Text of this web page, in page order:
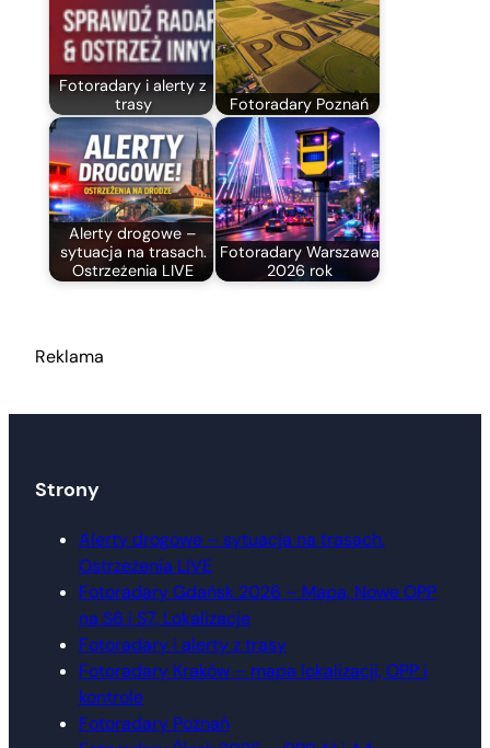
Fotoradary i alerty z
trasy
Fotoradary Poznań
Alerty drogowe –
sytuacja na trasach.
Ostrzeżenia LIVE
Fotoradary Warszawa
2026 rok
Reklama
Strony
Alerty drogowe – sytuacja na trasach.
Ostrzeżenia LIVE
Fotoradary Gdańsk 2026 – Mapa, Nowe OPP
na S6 i S7, Lokalizacje
Fotoradary i alerty z trasy
Fotoradary Kraków – mapa lokalizacji, OPP i
kontrole
Fotoradary Poznań